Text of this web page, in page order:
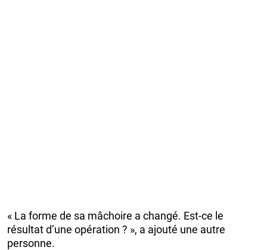
« La forme de sa mâchoire a changé. Est-ce le
résultat d’une opération ? », a ajouté une autre
personne.